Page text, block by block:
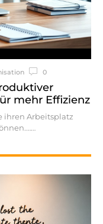
0
mehr Effizienz
ihren Arbeitsplatz